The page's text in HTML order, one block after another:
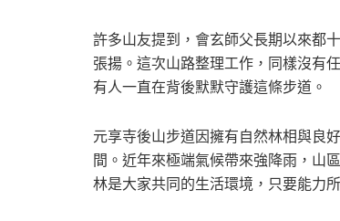
許多山友提到，會玄師父長期以來都
張揚。這次山路整理工作，同樣沒有
有人一直在背後默默守護這條步道。
元享寺後山步道因擁有自然林相與良
間。近年來極端氣候帶來強降雨，山
林是大家共同的生活環境，只要能力